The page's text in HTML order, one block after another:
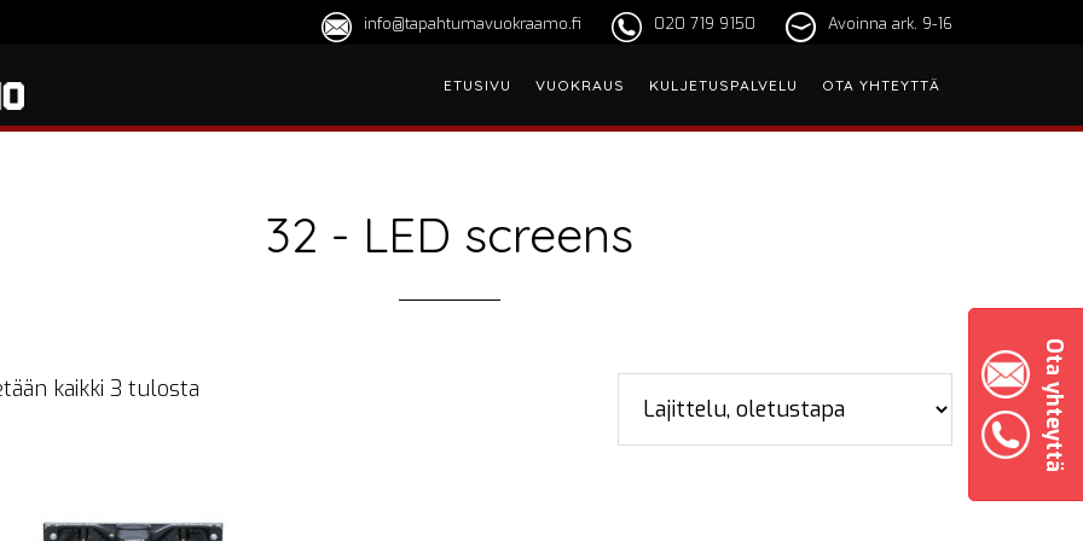
Ota yhteyttä
Avoinna ark. 9-16
020 719 9150
info@tapahtumavuokraamo.fi
ETUSIVU VUOKRAUS KULJETUSPALVELU OTA YHTEYTTÄ
32 - LED screens
kaikki 3 tulosta